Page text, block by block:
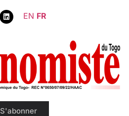
EN FR
S'abonner